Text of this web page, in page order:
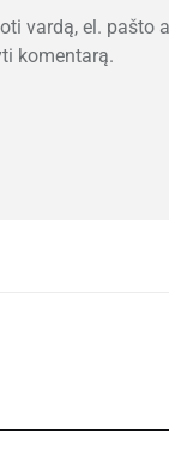
vardą, el. pašto
komentarą.